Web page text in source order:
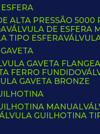
ESFERA
ALTA PRESSÃO 5000
VÁLVULA DE ESFERA
TIPO ESFERA
GAVETA
GAVETA
FERRO FUNDIDO
GAVETA BRONZE
MANUAL
GUILHOTINA